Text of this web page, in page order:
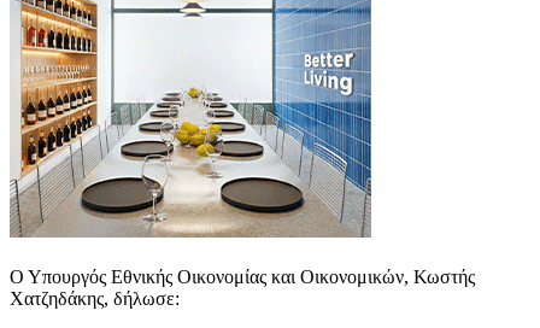
Ο Υπουργός Εθνικής Οικονομίας και Οικονομικών, Κωστής
Χατζηδάκης, δήλωσε: